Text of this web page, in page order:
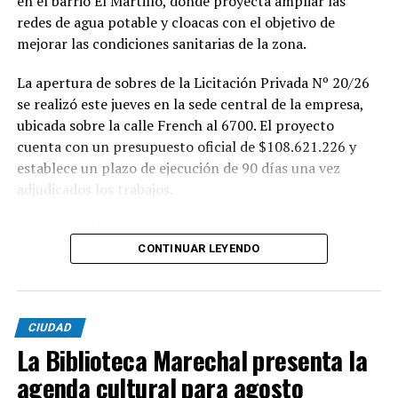
redes de agua potable y cloacas con el objetivo de
mejorar las condiciones sanitarias de la zona.
La apertura de sobres de la Licitación Privada Nº 20/26
se realizó este jueves en la sede central de la empresa,
ubicada sobre la calle French al 6700. El proyecto
cuenta con un presupuesto oficial de $108.621.226 y
establece un plazo de ejecución de 90 días una vez
adjudicados los trabajos.
agua potable incluyen la colocación de unos 355 metros
ejecución de 29 conexiones domiciliarias. Los trabajos se
desarrollarán en distintos sectores comprendidos por
las calles Pehuajó, Sicilia, Génova y Génova Bis.
En paralelo, la intervención contempla la extensión de
CONTINUAR LEYENDO
CIUDAD
La Biblioteca Marechal presenta la
agenda cultural para agosto